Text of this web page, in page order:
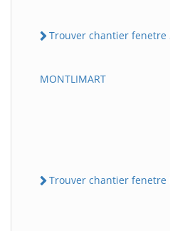
Trouver chantier fenetre
MONTLIMART
Trouver chantier fenetre